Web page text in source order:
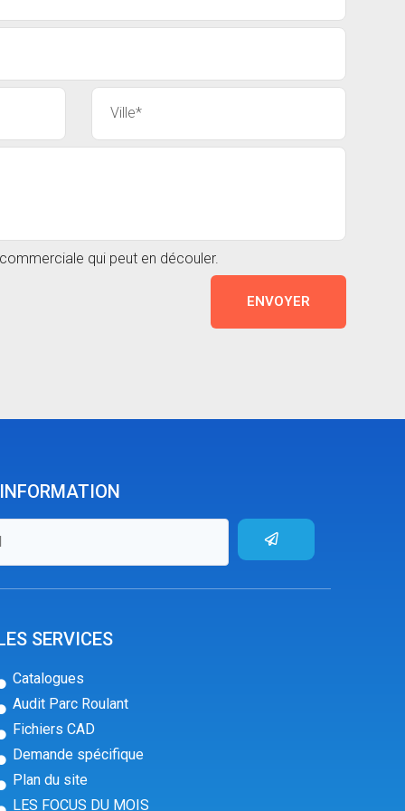
qui peut en découler.
ENVOYER
SERVICES
Catalogues
Audit Parc Roulant
Fichiers CAD
Demande spécifique
Plan du site
LES FOCUS DU MOIS